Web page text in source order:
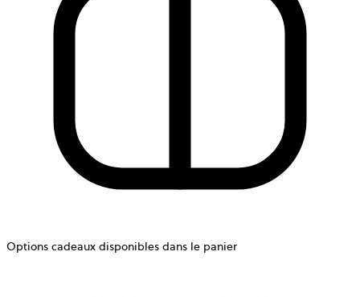
Options cadeaux disponibles dans le panier